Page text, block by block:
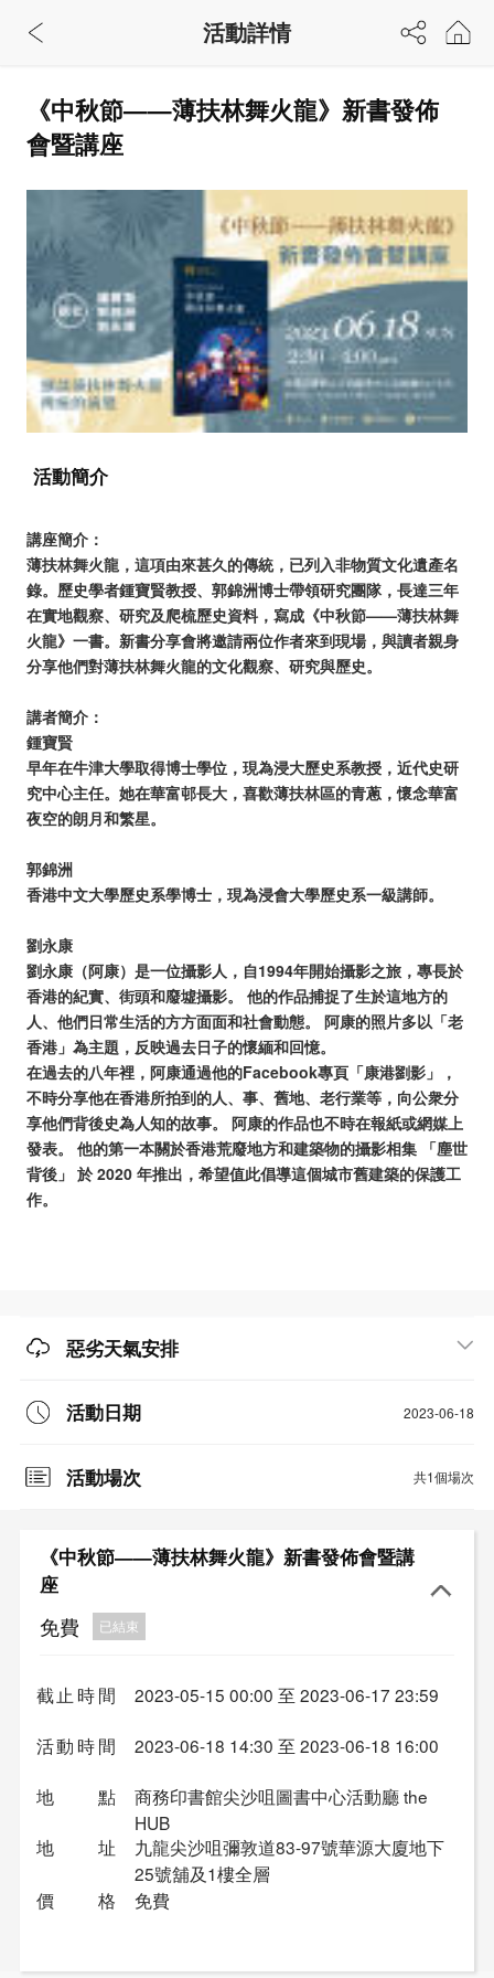
《中秋節——薄扶林舞火龍》新書發佈
會暨講座
活動簡介
講座簡介：
薄扶林舞火龍，這項由來甚久的傳統，已列入非物質文化遺產名
錄。歷史學者鍾寶賢教授、郭錦洲博士帶領研究團隊，長達三年
在實地觀察、研究及爬梳歷史資料，寫成《中秋節——薄扶林舞
火龍》一書。新書分享會將邀請兩位作者來到現場，與讀者親身
分享他們對薄扶林舞火龍的文化觀察、研究與歷史。
講者簡介：
鍾寶賢
早年在牛津大學取得博士學位，現為浸大歷史系教授，近代史研
究中心主任。她在華富邨長大，喜歡薄扶林區的青蔥，懷念華富
夜空的朗月和繁星。
郭錦洲
香港中文大學歷史系學博士，現為浸會大學歷史系一級講師。
劉永康
劉永康（阿康）是一位攝影人，自1994年開始攝影之旅，專長於
香港的紀實、街頭和廢墟攝影。 他的作品捕捉了生於這地方的
人、他們日常生活的方方面面和社會動態。 阿康的照片多以「老
香港」為主題，反映過去日子的懷緬和回憶。
在過去的八年裡，阿康通過他的Facebook專頁「康港劉影」，
不時分享他在香港所拍到的人、事、舊地、老行業等，向公衆分
享他們背後史為人知的故事。 阿康的作品也不時在報紙或網媒上
發表。 他的第一本關於香港荒廢地方和建築物的攝影相集 「塵世
背後」 於 2020 年推出，希望值此倡導這個城市舊建築的保護工
作。
惡劣天氣安排
活動日期 2023-06-18
活動場次 共1個場次
《中秋節——薄扶林舞火龍》新書發佈會暨講
座
免費 已結束
截止時間 2023-05-15 00:00 至 2023-06-17 23:59
活動時間 2023-06-18 14:30 至 2023-06-18 16:00
地點
商務印書館尖沙咀圖書中⼼活動廳 the
HUB
地址
九龍尖沙咀彌敦道83-97號華源大廈地下
25號舖及1樓全層
價格
免費
活動詳情